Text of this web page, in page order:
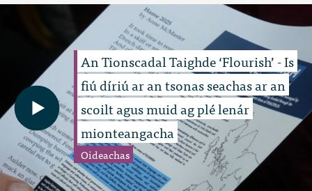
An Tionscadal Taighde ‘Flourish’ - Is
fiú díriú ar an tsonas seachas ar an
scoilt agus muid ag plé lenár
mionteangacha
Oideachas